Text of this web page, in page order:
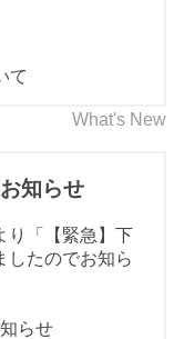
て
What's New
知らせ
り「【緊急】下
したのでお知ら
らせ